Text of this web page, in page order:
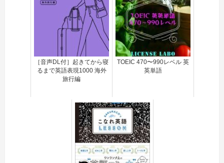
［音声DL付］起きてから寝
るまで英語表現1000 海外
旅行編
TOEIC 470〜990レベル 英
英単語